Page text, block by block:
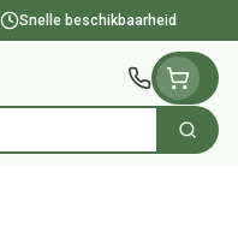
Snelle beschikbaarheid
Zoek